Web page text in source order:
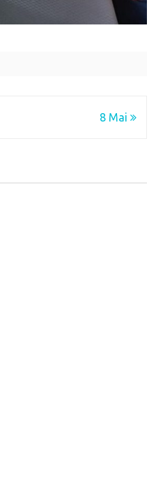
8 Mai